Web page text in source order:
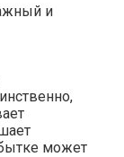
и
может